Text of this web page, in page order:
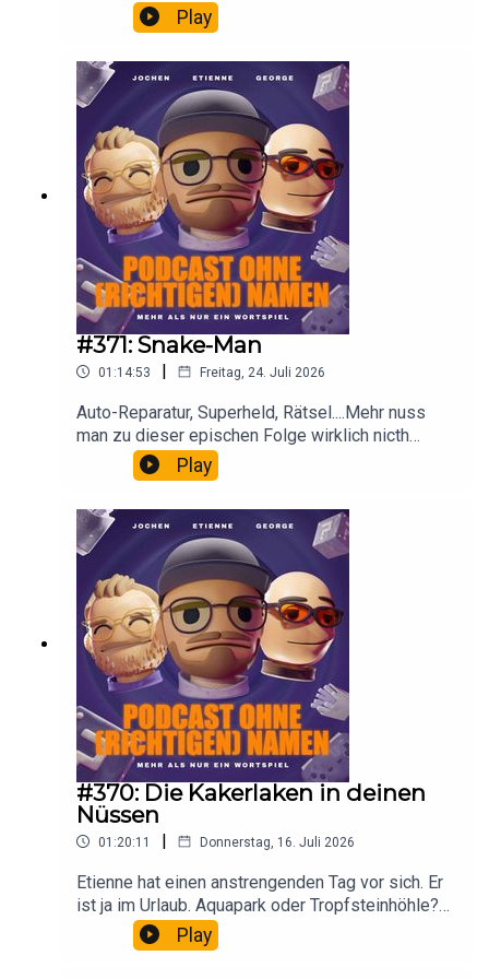
https://shows.acast.com/vorn-verbrechen-ohne-
die einen Etienne Gardé beschreiben. Damals!
Denn heute ist aus Etienne ein Eddi 2.0 geworden.
Play
#371: Snake-Man
01:14:53 | Freitag, 24. Juli 2026
Auto-Reparatur, Superheld, Rätsel....Mehr nuss
man zu dieser epischen Folge wirklich nicth
Play
#370: Die Kakerlaken in deinen
Nüssen
01:20:11 | Donnerstag, 16. Juli 2026
Etienne hat einen anstrengenden Tag vor sich. Er
ist ja im Urlaub. Aquapark oder Tropfsteinhöhle?
Jochen war Kanufahren und George hat sich
seinen Aussenspiegel abfahren lassen. Klingt
Play